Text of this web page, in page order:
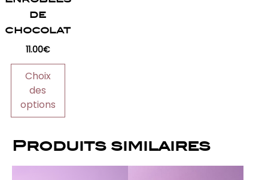
DE
CHOCOLAT
11.00€
Choix
des
options
options
peuvent
être
choisies
sur
la
page
du
Produits similaires